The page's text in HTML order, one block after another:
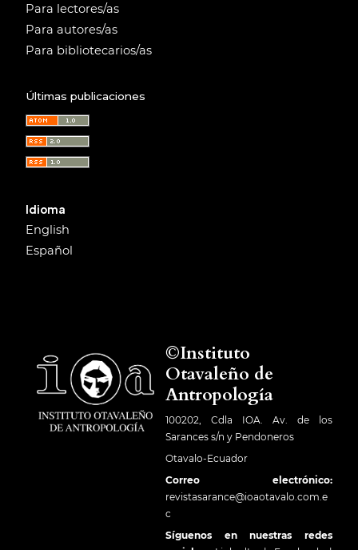
Para lectores/as
Para autores/as
Para bibliotecarios/as
Últimas publicaciones
Idioma
English
Español
©Instituto
Otavaleño de
Antropología
100202, Cdla IOA. Av. de los
Sarances s/n y Pendoneros
Otavalo-Ecuador
Correo electrónico:
revistasarance@ioaotavalo.com.e
c
Síguenos en nuestras redes